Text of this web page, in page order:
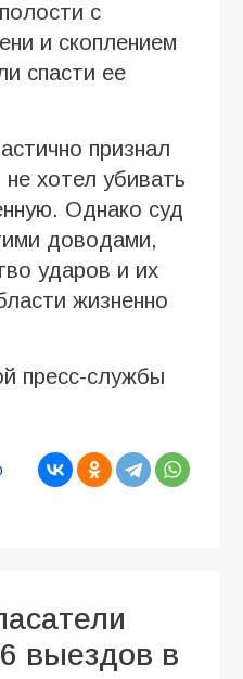
с
и скоплением
спасти ее
признал
хотел убивать
Однако суд
доводами,
ударов и их
жизненно
пресс-службы
выездов в